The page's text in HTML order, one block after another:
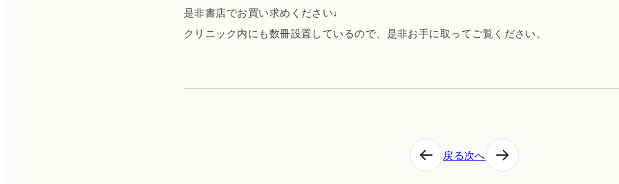
是非書店でお買い求めください♩
クリニック内にも数冊設置しているので、是非お手に取ってご覧ください。
戻る次へ